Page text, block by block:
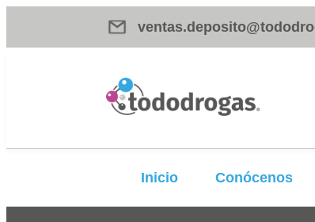
Inicio Conócenos